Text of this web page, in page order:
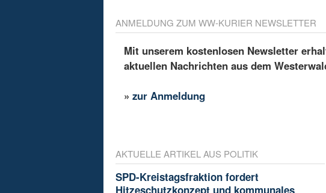
ANMELDUNG ZUM WW-KURIER NEWSLETTER
Mit unserem kostenlosen Newsletter
aktuellen Nachrichten aus dem
»zur Anmeldung
AKTUELLE ARTIKEL AUS POLITIK
SPD-Kreistagsfraktion fordert
Hitzeschutzkonzept und kommunales